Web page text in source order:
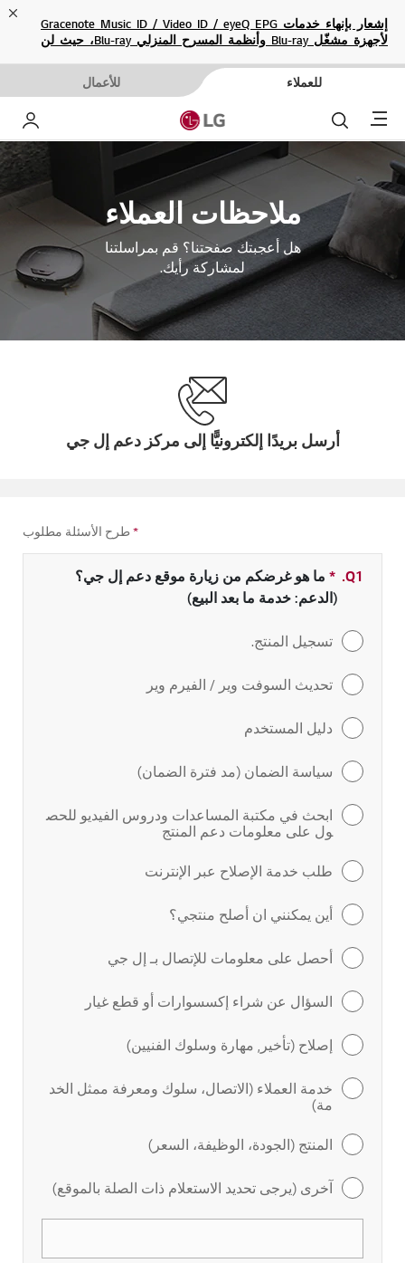
إشعار بإنهاء خدمات Gracenote Music ID / Video ID / eyeQ EPG
لأجهزة مشغّل Blu-ray وأنظمة المسرح المنزلي Blu-ray، حيث لن
للعملاء للأعمال
Menu بحث
ملاحظات العملاء
هل أعجبتك صفحتنا؟ قم بمراسلتنا
لمشاركة رأيك.
أرسل بريدًا إلكترونيًّا إلى مركز دعم إل جي
* طرح الأسئلة مطلوب
Q1.
* حقل مطلوب
ما هو غرضكم من زيارة موقع دعم إل جي؟
(الدعم: خدمة ما بعد البيع)
تسجيل المنتج.
تحديث السوفت وير / الفيرم وير
دليل المستخدم
سياسة الضمان (مد فترة الضمان)
ابحث في مكتبة المساعدات ودروس الفيديو للحص
ول على معلومات دعم المنتج
طلب خدمة الإصلاح عبر الإنترنت
أين يمكنني ان أصلح منتجي؟
أحصل على معلومات للإتصال بـ إل جي
السؤال عن شراء إكسسوارات أو قطع غيار
إصلاح (تأخير, مهارة وسلوك الفنيين)
خدمة العملاء (الاتصال، سلوك ومعرفة ممثل الخد
مة)
المنتج (الجودة، الوظيفة، السعر)
آخرى (يرجى تحديد الاستعلام ذات الصلة بالموقع)